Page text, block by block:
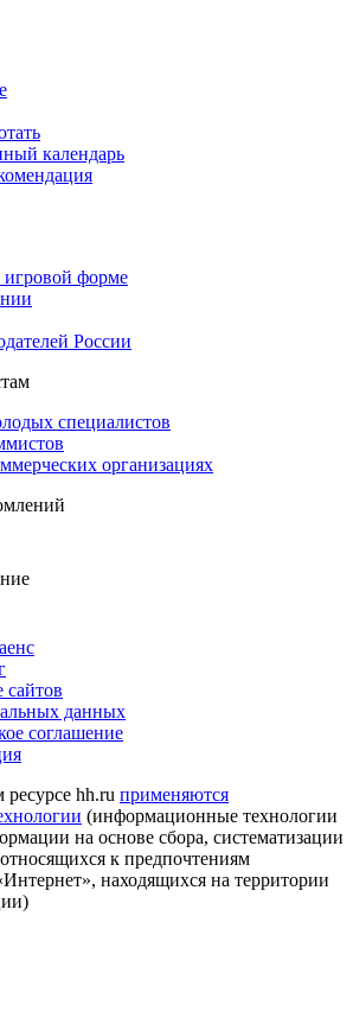
календарь
форме
России
специалистов
организациях
сайтов
данных
соглашение
hh.ru применяются
(информационные технологии
на основе сбора, систематизации
к предпочтениям
находящихся на территории